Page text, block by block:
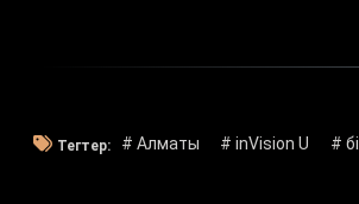
Тегтер: # Алматы # inVision U #